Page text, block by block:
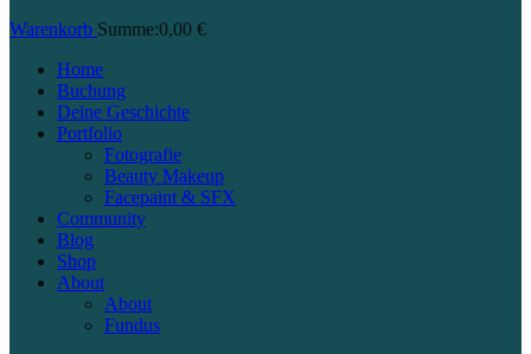
Warenkorb Summe:0,00 €
Home
Buchung
Deine Geschichte
Portfolio
Fotografie
Beauty Makeup
Facepaint & SFX
Community
Blog
Shop
About
About
Fundus